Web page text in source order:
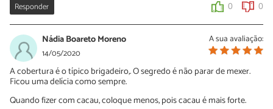
Responder 0 0
A sua avaliação:
Nádia Boareto Moreno
14/05/2020
A cobertura é o típico brigadeiro,. O segredo é não parar de mexer.
Ficou uma delícia como sempre.
Quando fizer com cacau, coloque menos, pois cacau é mais forte.